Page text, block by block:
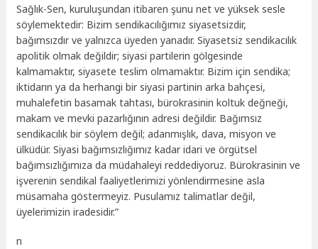
Sağlık-Sen, kuruluşundan itibaren şunu net ve yüksek sesle
söylemektedir: Bizim sendikacılığımız siyasetsizdir,
bağımsızdır ve yalnızca üyeden yanadır. Siyasetsiz sendikacılık
apolitik olmak değildir; siyasi partilerin gölgesinde
kalmamaktır, siyasete teslim olmamaktır. Bizim için sendika;
iktidarın ya da herhangi bir siyasi partinin arka bahçesi,
muhalefetin basamak tahtası, bürokrasinin koltuk değneği,
makam ve mevki pazarlığının adresi değildir. Bağımsız
sendikacılık bir söylem değil; adanmışlık, dava,misyon ve
ülküdür. Siyasi bağımsızlığımız kadar idari ve örgütsel
bağımsızlığımıza da müdahaleyi reddediyoruz. Bürokrasinin ve
işverenin sendikal faaliyetlerimizi yönlendirmesine asla
müsamaha göstermeyiz. Pusulamız talimatlar değil,
üyelerimizin iradesidir.”
n